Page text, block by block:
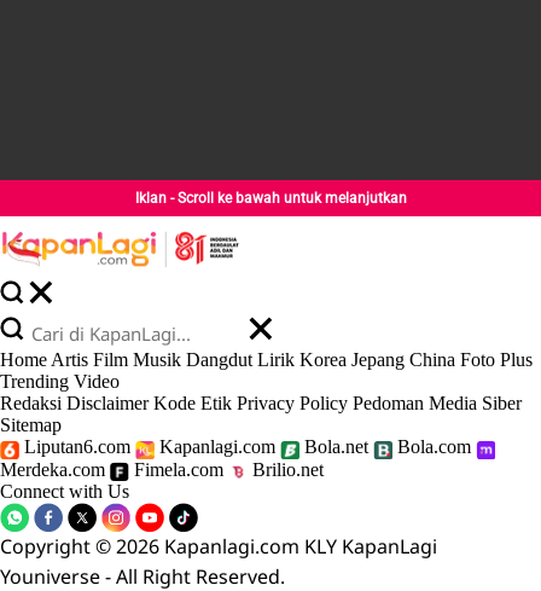
Iklan - Scroll ke bawah untuk melanjutkan
Home Artis Film Musik Dangdut Lirik Korea Jepang China Foto Plus
Trending Video
Redaksi Disclaimer Kode Etik Privacy Policy Pedoman Media Siber
Sitemap
Liputan6.com
Kapanlagi.com Bola.net
Bola.com
Merdeka.com
Fimela.com
Brilio.net
Connect with Us
Copyright © 2026 Kapanlagi.com KLY KapanLagi
Youniverse - All Right Reserved.